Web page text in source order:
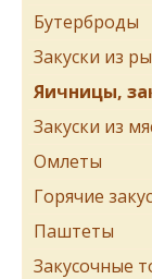
Бутерброды
Закуски из
Яичницы,
Закуски из
Омлеты
Горячие
Паштеты
Закусочные